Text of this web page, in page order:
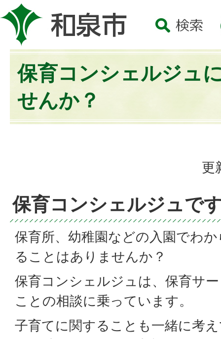
保育コンシェルジュ
せんか？
更
保育コンシェルジュで
保育所、幼稚園などの入園でわ
ることはありませんか？
保育コンシェルジュは、保育サ
ことの相談に乗っています。
子育てに関することも一緒に考